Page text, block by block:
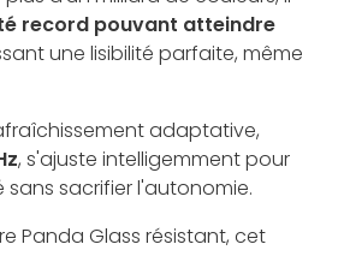
record pouvant atteindre
une lisibilité parfaite, même
adaptative,
, s'ajuste intelligemment pour
sans sacrifier l'autonomie.
Panda Glass résistant, cet